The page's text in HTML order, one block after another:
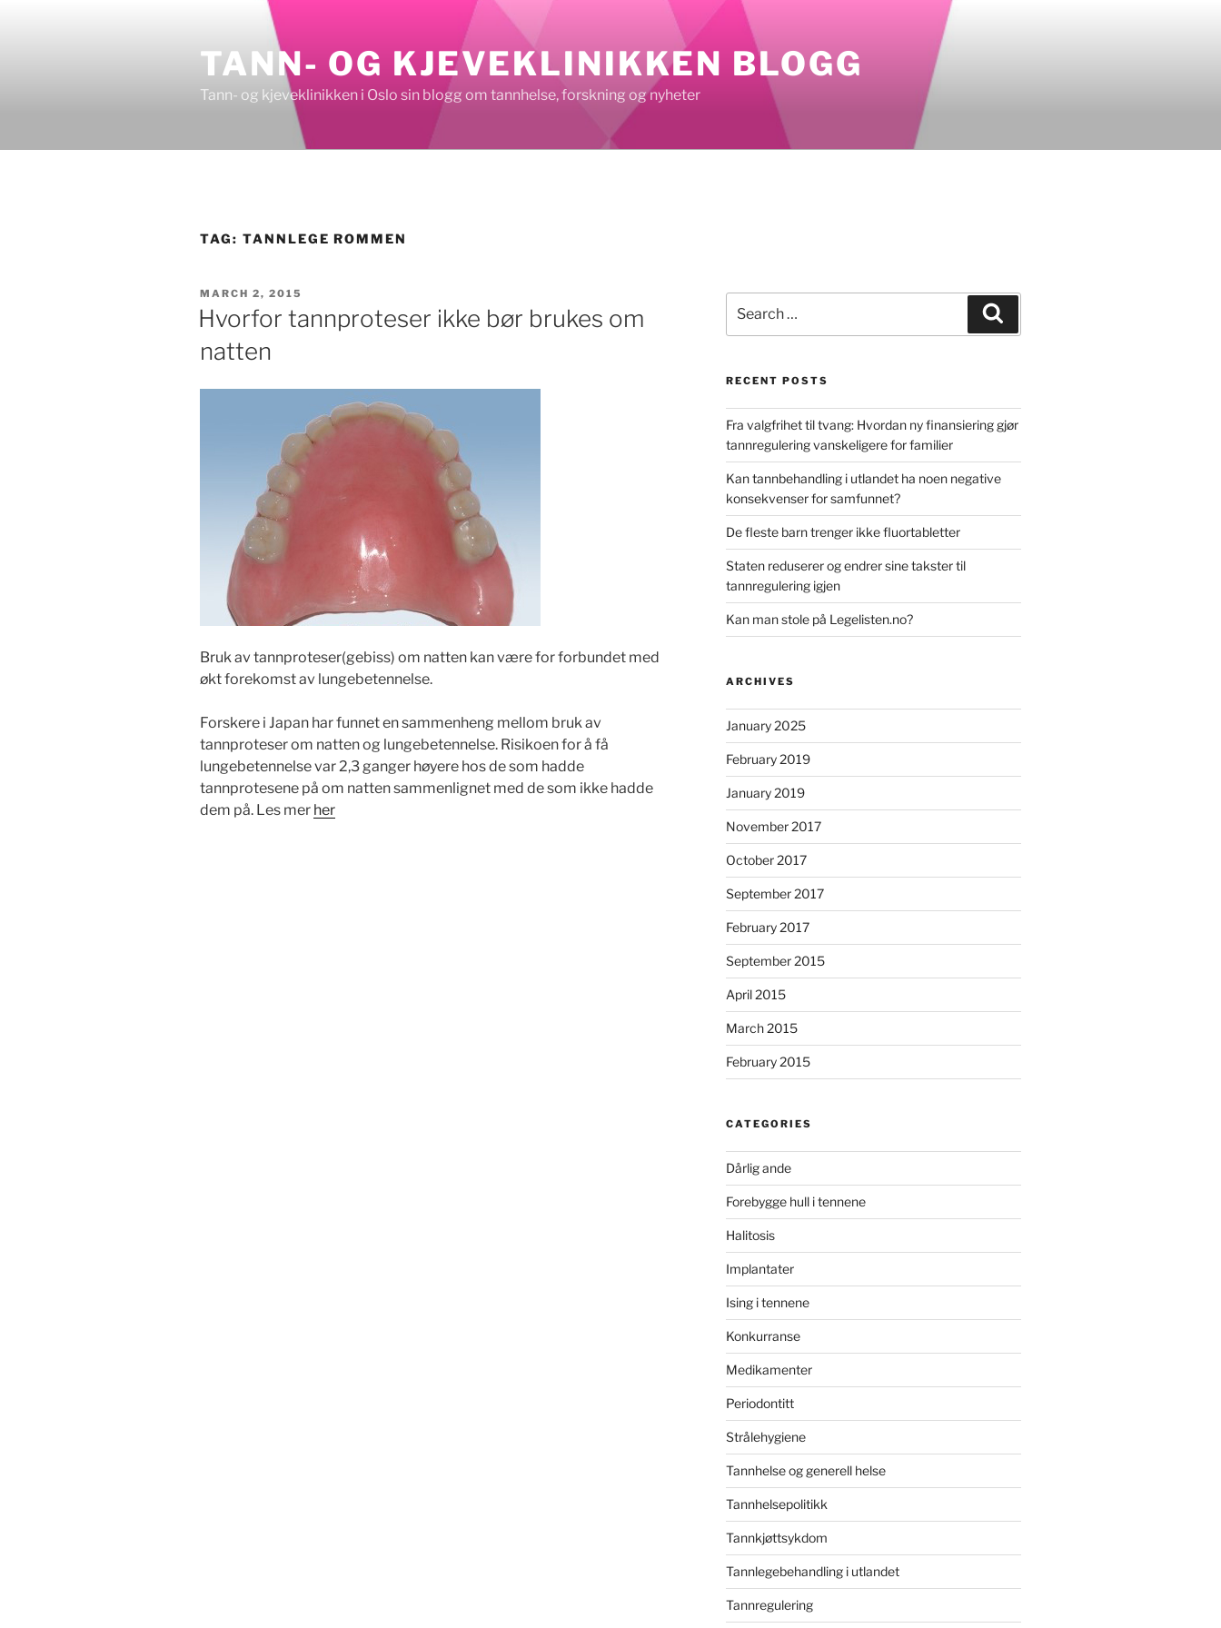
TANN- OG KJEVEKLINIKKEN BLOGG
Tann- og kjeveklinikken i Oslo sin blogg om tannhelse, forskning og nyheter
TAG: TANNLEGE ROMMEN
POSTED
ON
MARCH 2, 2015
Hvorfor tannproteser ikke bør brukes om
natten
Bruk av tannproteser(gebiss) om natten kan være for forbundet med
økt forekomst av lungebetennelse.
Forskere i Japan har funnet en sammenheng mellom bruk av
tannproteser om natten og lungebetennelse. Risikoen for å få
lungebetennelse var 2,3 ganger høyere hos de som hadde
tannprotesene på om natten sammenlignet med de som ikke hadde
dem på. Les mer her
for:
RECENT POSTS
Fra valgfrihet til tvang: Hvordan ny finansiering gjør
tannregulering vanskeligere for familier
Kan tannbehandling i utlandet ha noen negative
konsekvenser for samfunnet?
De fleste barn trenger ikke fluortabletter
Staten reduserer og endrer sine takster til
tannregulering igjen
Kan man stole på Legelisten.no?
ARCHIVES
January 2025
February 2019
January 2019
November 2017
October 2017
September 2017
February 2017
September 2015
April 2015
March 2015
February 2015
CATEGORIES
Dårlig ande
Forebygge hull i tennene
Halitosis
Implantater
Ising i tennene
Konkurranse
Medikamenter
Periodontitt
Strålehygiene
Tannhelse og generell helse
Tannhelsepolitikk
Tannkjøttsykdom
Tannlegebehandling i utlandet
Tannregulering